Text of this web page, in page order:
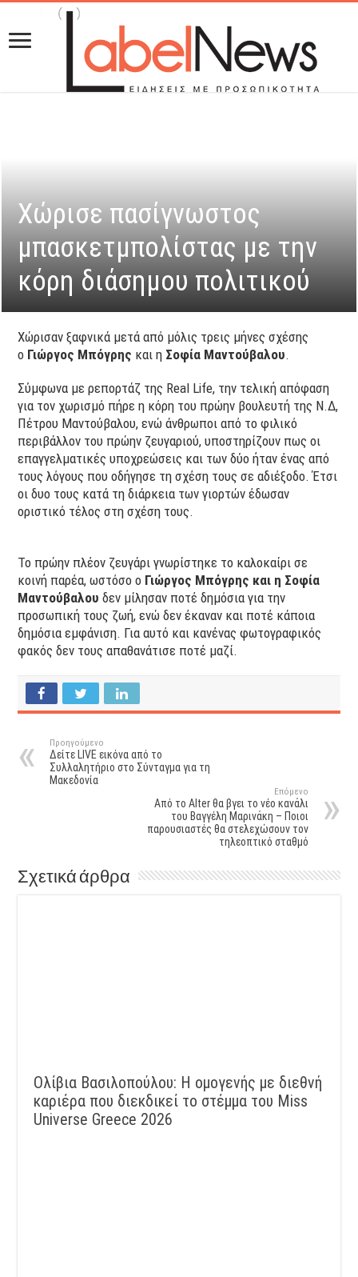
Χώρισε πασίγνωστος
μπασκετμπολίστας με την
κόρη διάσημου πολιτικού
Χώρισαν ξαφνικά μετά από μόλις τρεις μήνες σχέσης
ο Γιώργος Μπόγρης και η Σοφία Μαντούβαλου.
Σύμφωνα με ρεπορτάζ της Real Life, την τελική απόφαση
για τον χωρισμό πήρε η κόρη του πρώην βουλευτή της Ν.Δ,
Πέτρου Μαντούβαλου, ενώ άνθρωποι από το φιλικό
περιβάλλον του πρώην ζευγαριού, υποστηρίζουν πως οι
επαγγελματικές υποχρεώσεις και των δύο ήταν ένας από
τους λόγους που οδήγησε τη σχέση τους σε αδιέξοδο. Έτσι
οι δυο τους κατά τη διάρκεια των γιορτών έδωσαν
οριστικό τέλος στη σχέση τους.
Το πρώην πλέον ζευγάρι γνωρίστηκε το καλοκαίρι σε
κοινή παρέα, ωστόσο ο Γιώργος Μπόγρης και η Σοφία
Μαντούβαλου δεν μίλησαν ποτέ δημόσια για την
προσωπική τους ζωή, ενώ δεν έκαναν και ποτέ κάποια
δημόσια εμφάνιση. Για αυτό και κανένας φωτογραφικός
φακός δεν τους απαθανάτισε ποτέ μαζί.
Προηγούμενο
Δείτε LIVE εικόνα από το
Συλλαλητήριο στο Σύνταγμα για τη
Μακεδονία
Επόμενο
Από το Alter θα βγει το νέο κανάλι
του Βαγγέλη Μαρινάκη – Ποιοι
παρουσιαστές θα στελεχώσουν τον
τηλεοπτικό σταθμό
Σχετικά άρθρα
Ολίβια Βασιλοπούλου: Η ομογενής με διεθνή
καριέρα που διεκδικεί το στέμμα του Miss
Universe Greece 2026